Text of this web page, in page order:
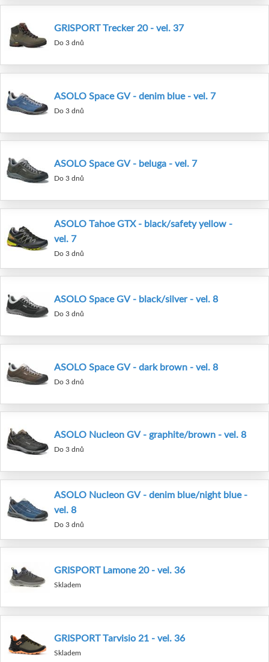
GRISPORT Trecker 20 - vel. 37
Do 3 dnů
ASOLO Space GV - denim blue - vel. 7
Do 3 dnů
ASOLO Space GV - beluga - vel. 7
Do 3 dnů
ASOLO Tahoe GTX - black/safety yellow -
vel. 7
Do 3 dnů
ASOLO Space GV - black/silver - vel. 8
Do 3 dnů
ASOLO Space GV - dark brown - vel. 8
Do 3 dnů
ASOLO Nucleon GV - graphite/brown - vel. 8
Do 3 dnů
ASOLO Nucleon GV - denim blue/night blue -
vel. 8
Do 3 dnů
GRISPORT Lamone 20 - vel. 36
Skladem
GRISPORT Tarvisio 21 - vel. 36
Skladem